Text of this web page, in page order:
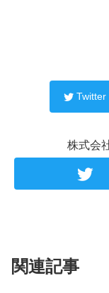
Twitter
株式会
関連記事